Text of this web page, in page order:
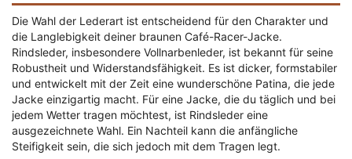
Die Wahl der Lederart ist entscheidend für den Charakter und
die Langlebigkeit deiner braunen Café-Racer-Jacke.
Rindsleder, insbesondere Vollnarbenleder, ist bekannt für seine
Robustheit und Widerstandsfähigkeit. Es ist dicker, formstabiler
und entwickelt mit der Zeit eine wunderschöne Patina, die jede
Jacke einzigartig macht. Für eine Jacke, die du täglich und bei
jedem Wetter tragen möchtest, ist Rindsleder eine
ausgezeichnete Wahl. Ein Nachteil kann die anfängliche
Steifigkeit sein, die sich jedoch mit dem Tragen legt.